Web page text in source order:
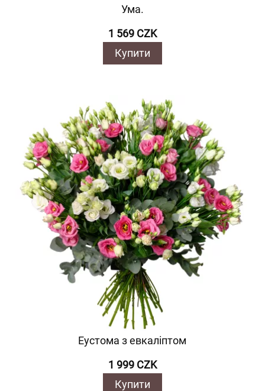
Ума.
1 569 CZK
Купити
Еустома з евкаліптом
1 999 CZK
Купити